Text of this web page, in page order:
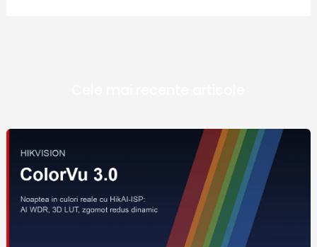
producatori renumiti in industria
internationala a sistemelor de securitate, iar
preturile diferitelor modele de echipamente
si camere video supraveghere din portofoliul
firmei Polites Online Srl sunt adaptate la
puterea de cumparare a fiecarui client.